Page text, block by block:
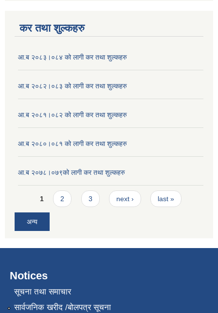
कर तथा शुल्कहरु
आ.ब २०८३।०८४ को लागी कर तथा शुल्कहरु
आ.ब २०८२।०८३ को लागी कर तथा शुल्कहरु
आ.ब २०८१।०८२ को लागी कर तथा शुल्कहरु
आ.ब २०८०।०८१ को लागी कर तथा शुल्कहरु
आ.ब २०७८।०७९को लागी कर तथा शुल्कहरु
Pages
1 2 3 next › last »
अन्य
Notices
सूचना तथा समाचार
सार्वजनिक खरीद /बोलपत्र सूचना